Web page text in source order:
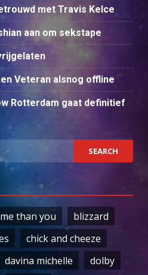
met Travis Kelce
aan om sekstape
Veteran alsnog offline
Rotterdam gaat definitief
than you
blizzard
chick and cheeze
davina michelle
dolby